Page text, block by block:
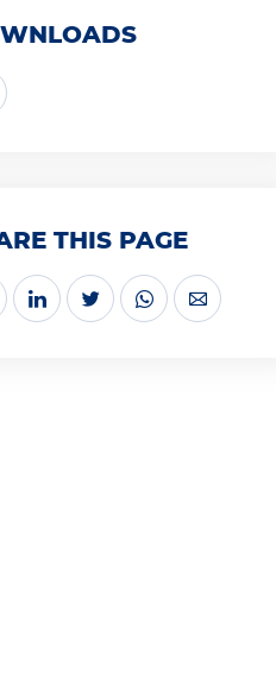
THIS PAGE